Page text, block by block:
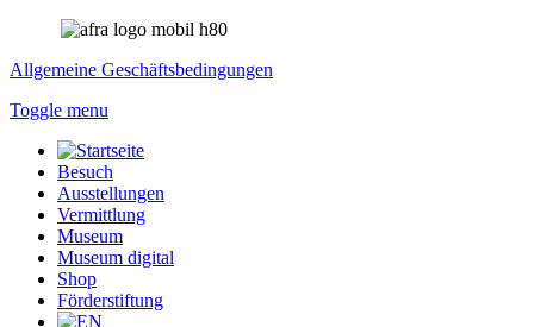
Allgemeine Geschäftsbedingungen
Toggle menu
Besuch
Ausstellungen
Vermittlung
Museum
Museum digital
Shop
Förderstiftung